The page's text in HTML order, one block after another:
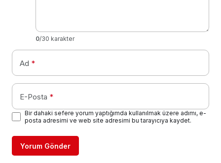
0/30 karakter
Ad *
E-Posta *
Bir dahaki sefere yorum yaptığımda kullanılmak üzere adımı, e-
posta adresimi ve web site adresimi bu tarayıcıya kaydet.
Yorum Gönder